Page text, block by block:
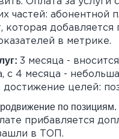
частей: абонентной
которая добавляется
в метрике.
3 месяца -
с 4 месяца -
достижение целей:
по позициям.
прибавляется
в ТОП.